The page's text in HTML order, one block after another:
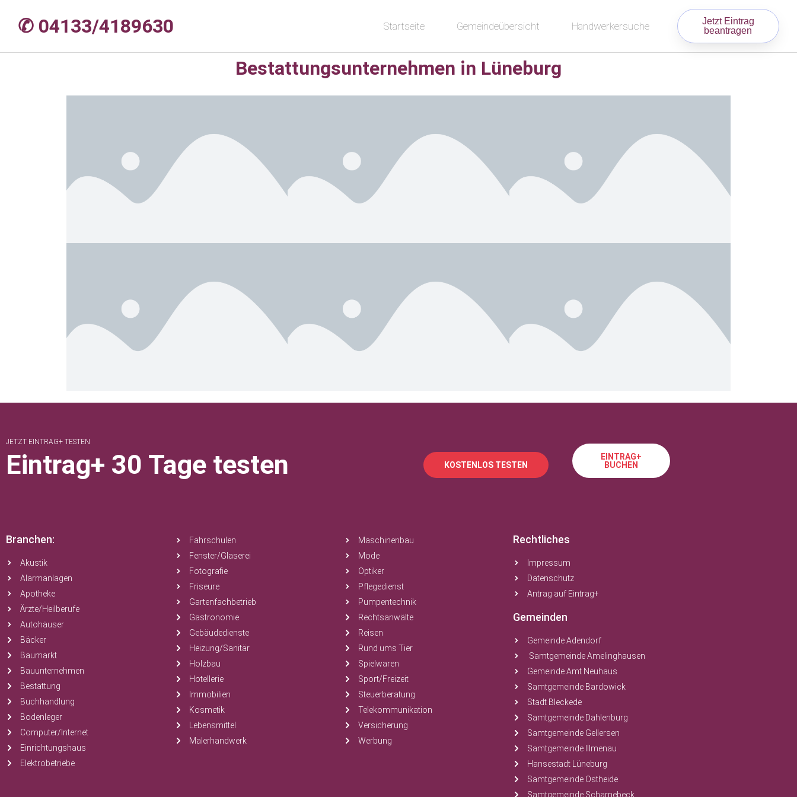
✆ 04133/4189630 Startseite Gemeindeübersicht Handwerkersuche
Jetzt Eintrag
beantragen
Bestattungsunternehmen in Lüneburg
JETZT EINTRAG+ TESTEN
Eintrag+ 30 Tage testen KOSTENLOS TESTEN
EINTRAG+
BUCHEN
Branchen:
Akustik
Alarmanlagen
Apotheke
Ärzte/Heilberufe
Autohäuser
Bäcker
Baumarkt
Bauunternehmen
Bestattung
Buchhandlung
Bodenleger
Computer/Internet
Einrichtungshaus
Elektrobetriebe
Fahrschulen
Fenster/Glaserei
Fotografie
Friseure
Gartenfachbetrieb
Gastronomie
Gebäudedienste
Heizung/Sanitär
Holzbau
Hotellerie
Immobilien
Kosmetik
Lebensmittel
Malerhandwerk
Maschinenbau
Mode
Optiker
Pflegedienst
Pumpentechnik
Rechtsanwälte
Reisen
Rund ums Tier
Spielwaren
Sport/Freizeit
Steuerberatung
Telekommunikation
Versicherung
Werbung
Rechtliches
Impressum
Datenschutz
Antrag auf Eintrag+
Gemeinden
Gemeinde Adendorf
Samtgemeinde Amelinghausen
Gemeinde Amt Neuhaus
Samtgemeinde Bardowick
Stadt Bleckede
Samtgemeinde Dahlenburg
Samtgemeinde Gellersen
Samtgemeinde Illmenau
Hansestadt Lüneburg
Samtgemeinde Ostheide
Samtgemeinde Scharnebeck